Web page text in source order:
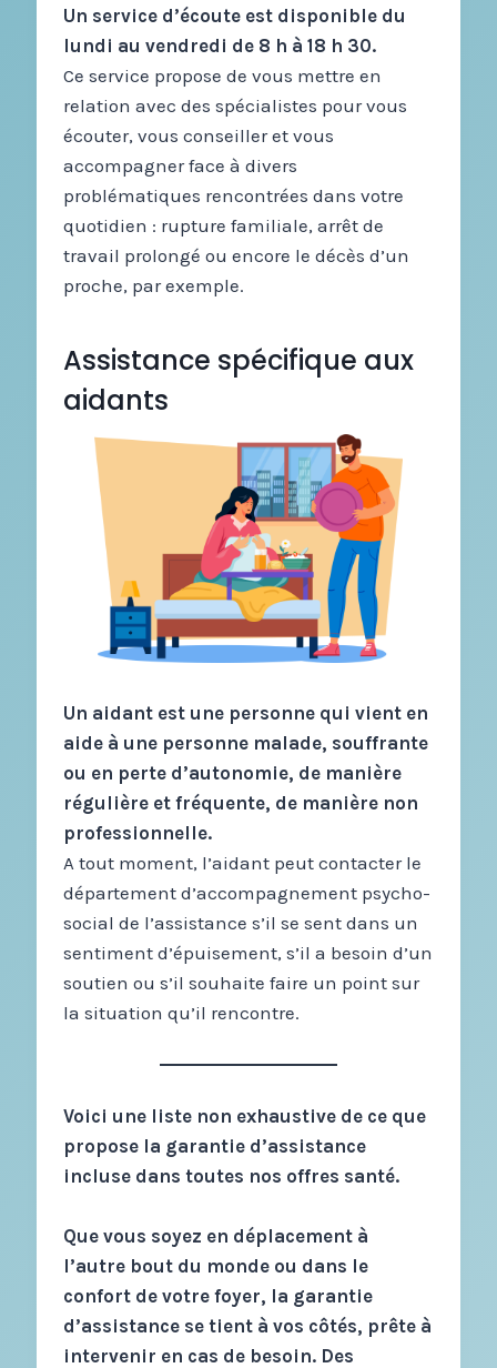
Un service d’écoute est disponible du
lundi au vendredi de 8 h à 18 h 30.
Ce service propose de vous mettre en
relation avec des spécialistes pour vous
écouter, vous conseiller et vous
accompagner face à divers
problématiques rencontrées dans votre
quotidien : rupture familiale, arrêt de
travail prolongé ou encore le décès d’un
proche, par exemple.
Assistance spécifique aux
aidants
Un aidant est une personne qui vient en
aide à une personne malade, souffrante
ou en perte d’autonomie, de manière
régulière et fréquente, de manière non
professionnelle.
A tout moment, l’aidant peut contacter le
département d’accompagnement psycho-
social de l’assistance s’il se sent dans un
sentiment d’épuisement, s’il a besoin d’un
soutien ou s’il souhaite faire un point sur
la situation qu’il rencontre.
Voici une liste non exhaustive de ce que
propose la garantie d’assistance
incluse dans toutes nos offres santé.
Que vous soyez en déplacement à
l’autre bout du monde ou dans le
confort de votre foyer, la garantie
d’assistance se tient à vos côtés, prête à
intervenir en cas de besoin. Des